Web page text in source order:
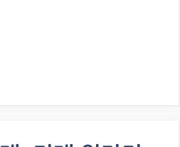
기능을 지원합니다. 이 파